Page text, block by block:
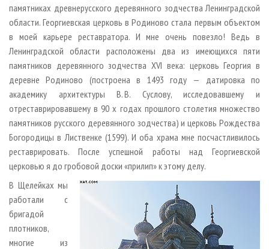
памятниках древнерусского деревянного зодчества Ленинградской
области. Георгиевская церковь в Родиново стала первым объектом
в моей карьере реставратора. И мне очень повезло! Ведь в
Ленинградской области расположены два из имеющихся пяти
памятников деревянного зодчества XVI века: церковь Георгия в
деревне Родиново (построена в 1493 году — датировка по
академику архитектуры В. В. Суслову, исследовавшему и
отреставрировавшему в 90 х годах прошлого столетия множество
памятников русского деревянного зодчества) и церковь Рождества
Богородицы в Лиственке (1599). И оба храма мне посчастливилось
реставрировать. После успешной работы над Георгиевской
церковью я до гробовой доски «прилип» к этому делу.
В Щелейках мы
работали с
бригадой
плотников,
многие из